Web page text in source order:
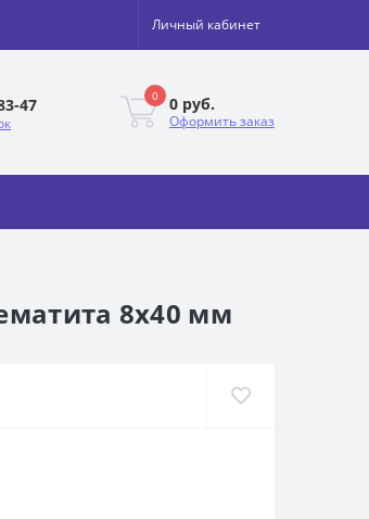
Личный кабинет
47 0 0 руб.
Оформить заказ
8х40 мм